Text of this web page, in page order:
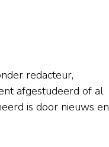
redacteur,
afgestudeerd of al
is door nieuws en